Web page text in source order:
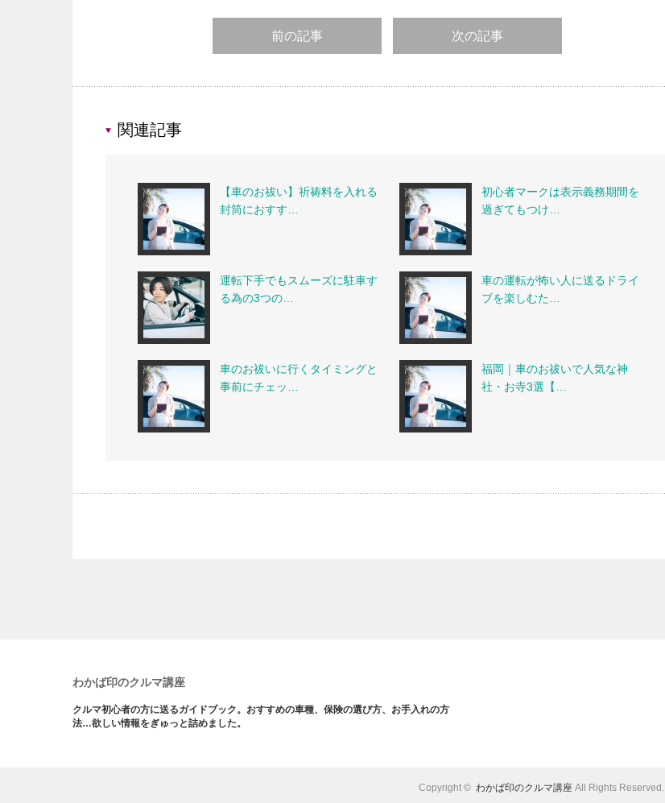
前の記事 次の記事
関連記事
【車のお祓い】祈祷料を入れる
封筒におすす…
初心者マークは表示義務期間を
過ぎてもつけ…
運転下手でもスムーズに駐車す
る為の3つの…
車の運転が怖い人に送るドライ
ブを楽しむた…
車のお祓いに行くタイミングと
事前にチェッ…
福岡｜車のお祓いで人気な神
社・お寺3選【…
わかば印のクルマ講座
クルマ初心者の方に送るガイドブック。おすすめの車種、保険の選び方、お手入れの方
法…欲しい情報をぎゅっと詰めました。
Copyright © わかば印のクルマ講座All Rights Reserved.